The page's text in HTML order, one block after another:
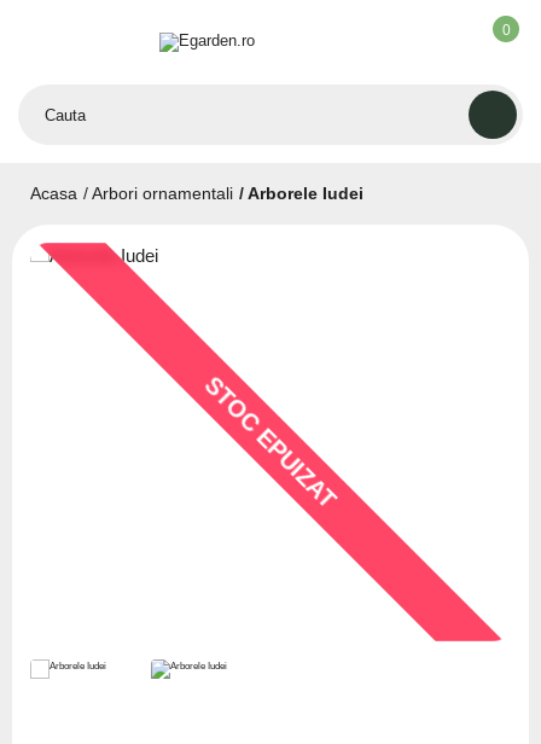
0
Acasa Arbori ornamentali Arborele Iudei
STOC EPUIZAT